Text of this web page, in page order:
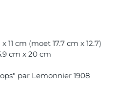
11 cm (moet 17.7 cm x 12.7)
cm x 20 cm
par Lemonnier 1908